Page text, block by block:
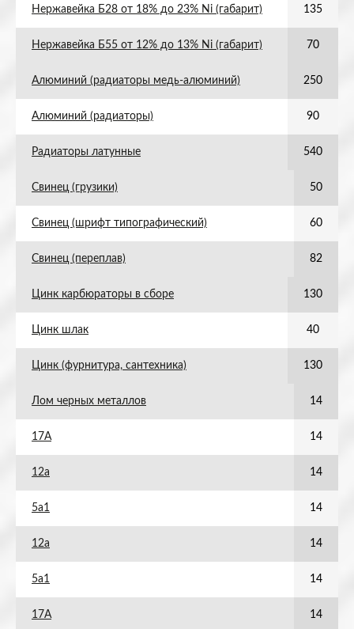
Нержавейка Б28 от 18% до 23% Ni (габарит) 135
Нержавейка Б55 от 12% до 13% Ni (габарит) 70
Алюминий (радиаторы медь-алюминий) 250
Алюминий (радиаторы) 90
Радиаторы латунные 540
Свинец (грузики) 50
Свинец (шрифт типографический) 60
Свинец (переплав) 82
Цинк карбюраторы в сборе 130
Цинк шлак 40
Цинк (фурнитура, сантехника) 130
Лом черных металлов 14
17А 14
12а 14
5а1 14
12а 14
5а1 14
17А 14